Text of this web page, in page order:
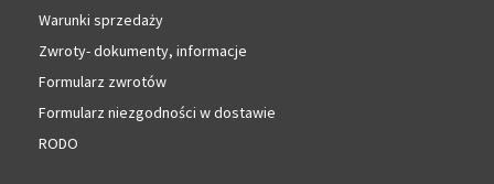
Warunki sprzedaży
Zwroty- dokumenty, informacje
Formularz zwrotów
Formularz niezgodności w dostawie
RODO